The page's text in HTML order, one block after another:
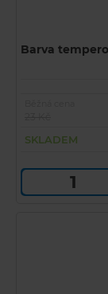
Barva
SKLADEM